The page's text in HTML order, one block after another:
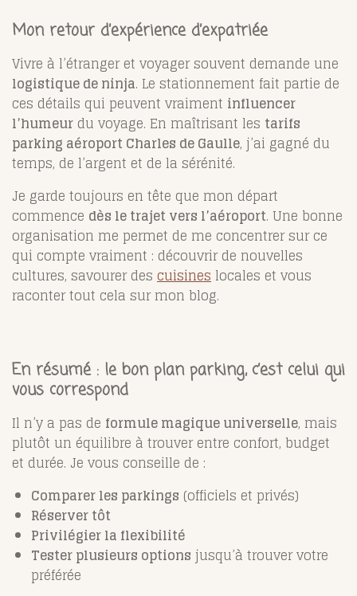
Mon retour d’expérience d’expatriée
Vivre à l’étranger et voyager souvent demande une
logistique de ninja. Le stationnement fait partie de
ces détails qui peuvent vraiment influencer
l’humeur du voyage. En maîtrisant les tarifs
parking aéroport Charles de Gaulle, j’ai gagné du
temps, de l’argent et de la sérénité.
Je garde toujours en tête que mon départ
commence dès le trajet vers l’aéroport. Une bonne
organisation me permet de me concentrer sur ce
qui compte vraiment : découvrir de nouvelles
cultures, savourer des cuisines locales et vous
raconter tout cela sur mon blog.
En résumé : le bon plan parking, c’est celui qui
vous correspond
Il n’y a pas de formule magique universelle, mais
plutôt un équilibre à trouver entre confort, budget
et durée. Je vous conseille de :
Comparer les parkings (officiels et privés)
Réserver tôt
Privilégier la flexibilité
Tester plusieurs options jusqu’à trouver votre
préférée